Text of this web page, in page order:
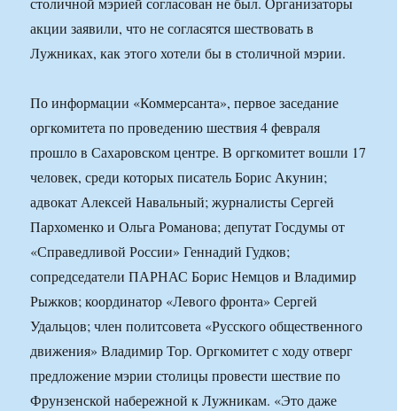
акции заявили, что не согласятся шествовать в
Лужниках, как этого хотели бы в столичной мэрии.
По информации «Коммерсанта», первое заседание
оргкомитета по проведению шествия 4 февраля
прошло в Сахаровском центре. В оргкомитет вошли 17
человек, среди которых писатель Борис Акунин;
адвокат Алексей Навальный; журналисты Сергей
Пархоменко и Ольга Романова; депутат Госдумы от
«Справедливой России» Геннадий Гудков;
сопредседатели ПАРНАС Борис Немцов и Владимир
Рыжков; координатор «Левого фронта» Сергей
Удальцов; член политсовета «Русского общественного
движения» Владимир Тор. Оргкомитет с ходу отверг
предложение мэрии столицы провести шествие по
Фрунзенской набережной к Лужникам. «Это даже